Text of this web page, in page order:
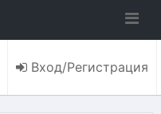
Вход/Регистрация